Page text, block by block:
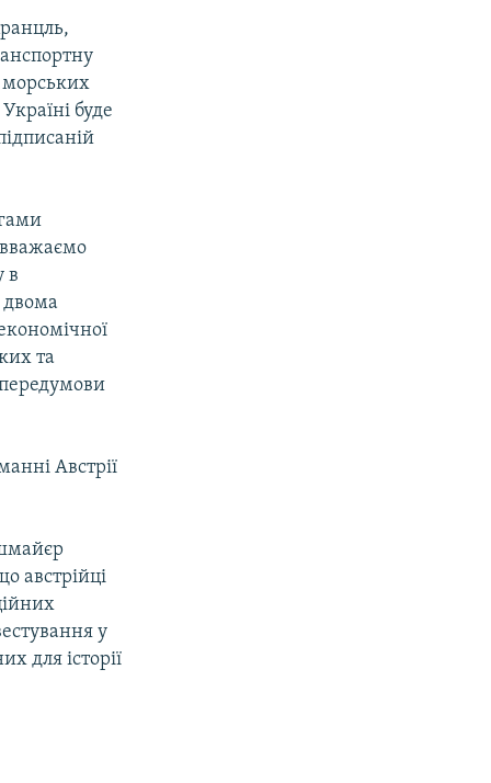
морських
буде
вважаємо
в
двома
та
Австрії
австрійці
у
для історії